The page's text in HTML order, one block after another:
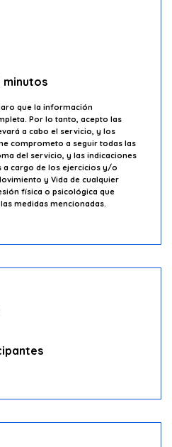
minutos
que la información
Por lo tanto, acepto las
a cabo el servicio, y los
comprometo a seguir todas las
del servicio, y las indicaciones
cargo de los ejercicios y/o
y Vida de cualquier
física o psicológica que
medidas mencionadas.